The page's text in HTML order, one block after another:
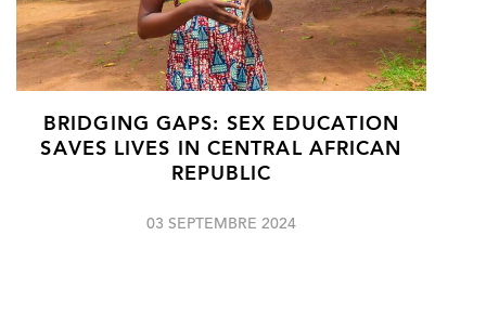
BRIDGING GAPS: SEX EDUCATION
SAVES LIVES IN CENTRAL AFRICAN
REPUBLIC
03 SEPTEMBRE 2024